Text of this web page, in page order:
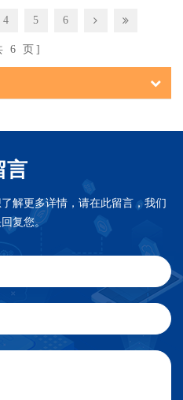
4 5 6
6 页
言
解更多详情，请在此留言，我们
复您。